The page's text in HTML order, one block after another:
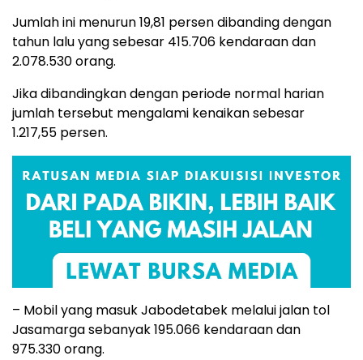
Jumlah ini menurun 19,81 persen dibanding dengan
tahun lalu yang sebesar 415.706 kendaraan dan
2.078.530 orang.
Jika dibandingkan dengan periode normal harian
jumlah tersebut mengalami kenaikan sebesar
1.217,55 persen.
– Mobil yang masuk Jabodetabek melalui jalan tol
Jasamarga sebanyak 195.066 kendaraan dan
975.330 orang.